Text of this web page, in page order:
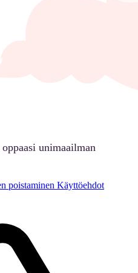
unimaailman
poistaminen Käyttöehdot